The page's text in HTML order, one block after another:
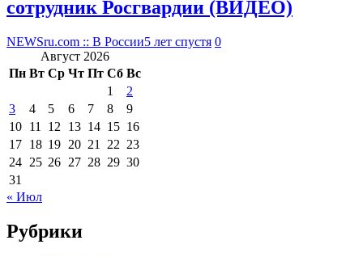
сотрудник Росгвардии (ВИДЕО)
NEWSru.com :: В России5 лет спустя 0
Август 2026
Пн Вт Ср Чт Пт Сб Вс
1
2
3
4 5 6 7 8
9
10 11 12 13 14 15 16
17 18 19 20 21 22 23
24 25 26 27 28 29 30
31
« Июл
Рубрики